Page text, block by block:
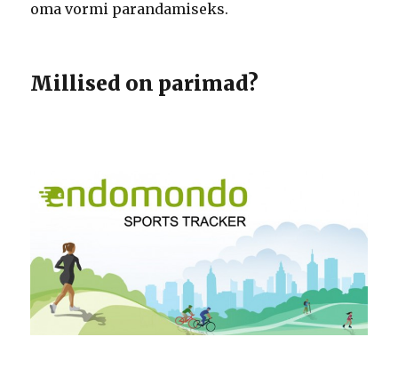
oma vormi parandamiseks.
Millised on parimad?